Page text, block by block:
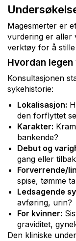
Magesmerter er
vurdering er aller
verktøy for å stille
Hvordan
Konsultasjonen
sykehistorie:
Lokalisasjon:
den forflyttet
Karakter:
bankende?
Debut og
gang eller
Forverrende/
spise, tømme
Ledsagende
avføring, urin?
For kvinner:
graviditet,
Den kliniske